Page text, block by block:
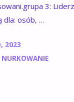
3:
dla: osób, …
2023
NURKOWANIE